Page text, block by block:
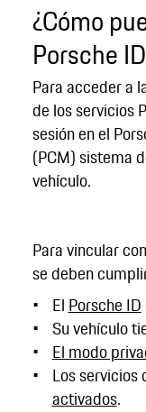
¿Cómo
Porsche
Para acceder a
de los servicios
sesión en el
(PCM) sistema
vehículo.
Para vincular
se deben
El Porsche ID
Su vehículo
El modo
Los servicios
activados.